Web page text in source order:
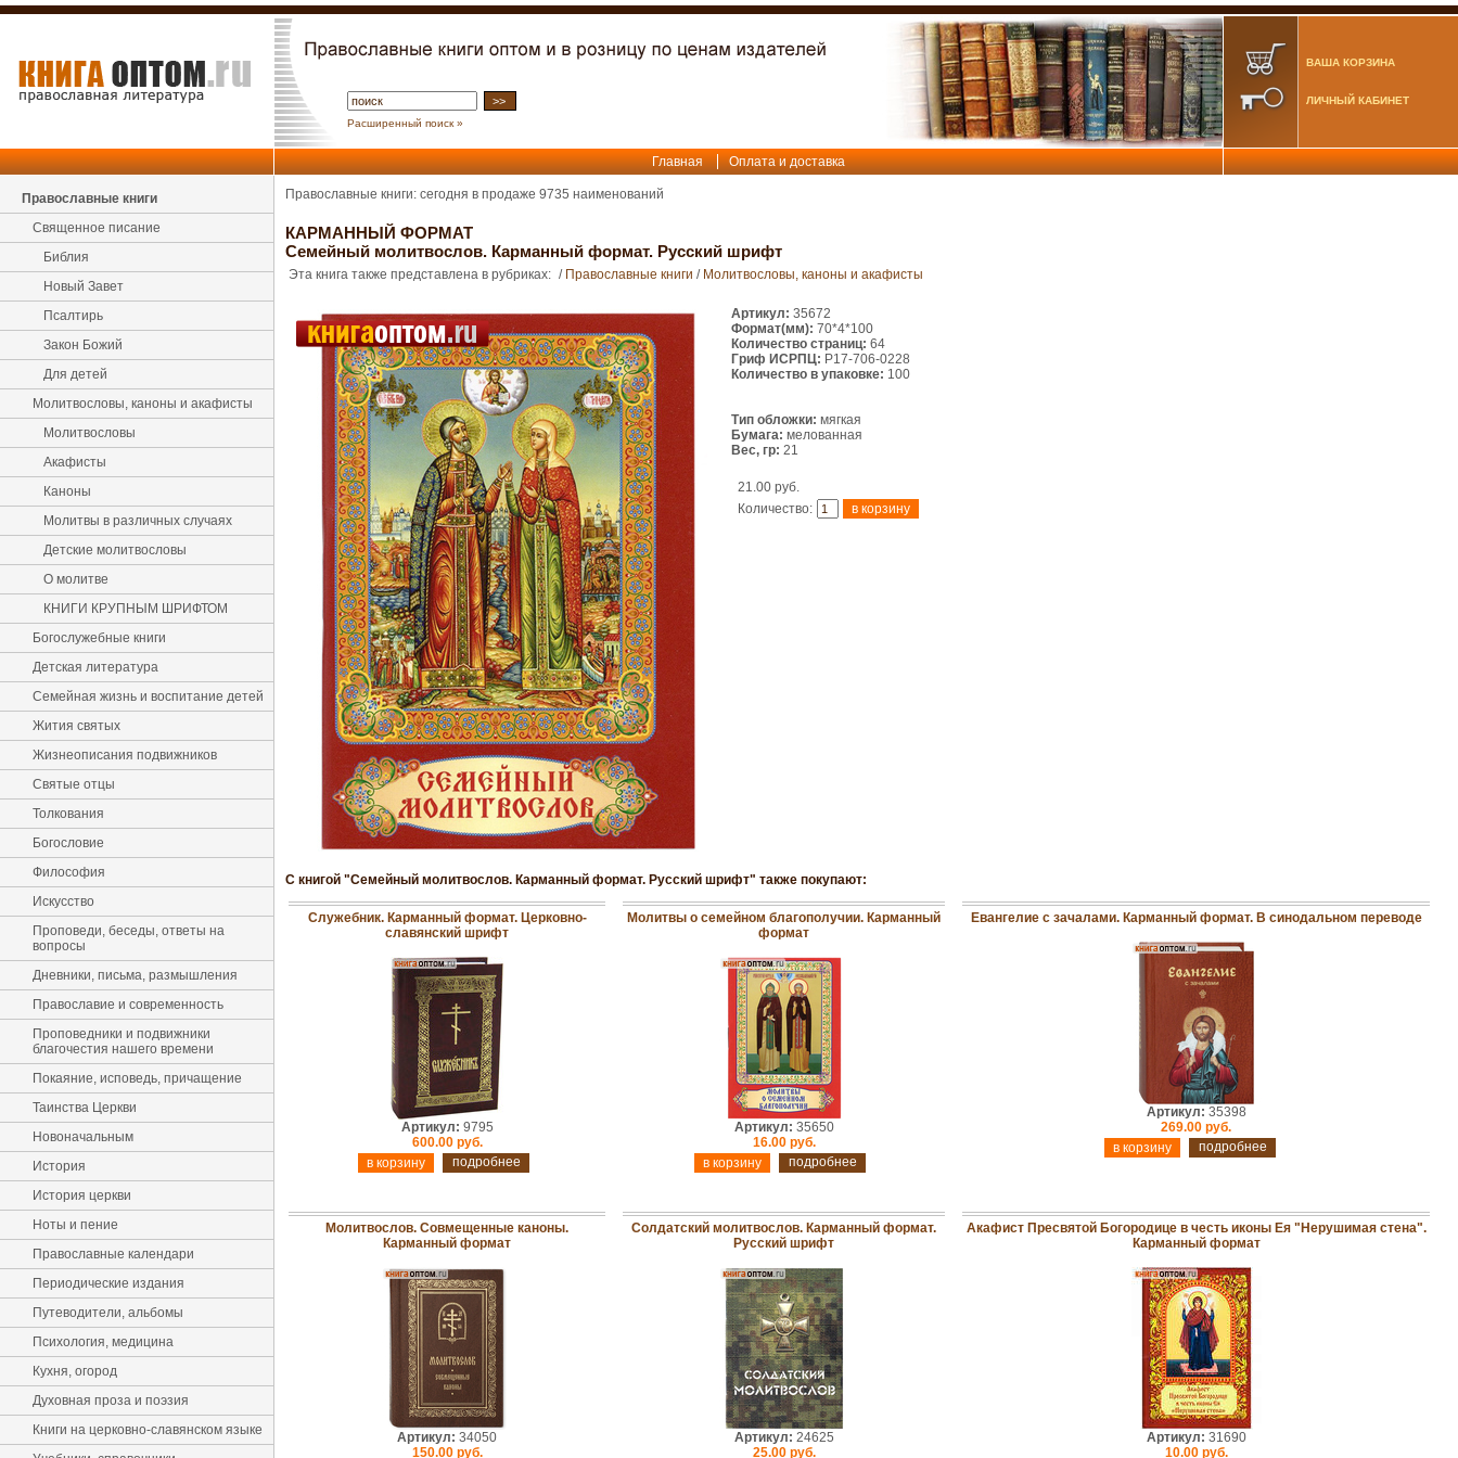
Расширенный поиск »
ВАША КОРЗИНА
ЛИЧНЫЙ КАБИНЕТ
Главная Оплата и доставка
Православные книги
Священное писание
Библия
Новый Завет
Псалтирь
Закон Божий
Для детей
Молитвословы, каноны и акафисты
Молитвословы
Акафисты
Каноны
Молитвы в различных случаях
Детские молитвословы
О молитве
КНИГИ КРУПНЫМ ШРИФТОМ
Богослужебные книги
Детская литература
Семейная жизнь и воспитание детей
Жития святых
Жизнеописания подвижников
Святые отцы
Толкования
Богословие
Философия
Искусство
Проповеди, беседы, ответы на
вопросы
Дневники, письма, размышления
Православие и современность
Проповедники и подвижники
благочестия нашего времени
Покаяние, исповедь, причащение
Таинства Церкви
Новоначальным
История
История церкви
Ноты и пение
Православные календари
Периодические издания
Путеводители, альбомы
Психология, медицина
Кухня, огород
Духовная проза и поэзия
Книги на церковно-славянском языке
Православные книги: сегодня в продаже 9735 наименований
КАРМАННЫЙ ФОРМАТ
Семейный молитвослов. Карманный формат. Русский шрифт
Эта книга также представлена в рубриках: / Православные книги / Молитвословы, каноны и акафисты
Артикул: 35672
Формат(мм): 70*4*100
Количество страниц: 64
Гриф ИСРПЦ: Р17-706-0228
Количество в упаковке: 100
Тип обложки: мягкая
Бумага: мелованная
Вес, гр: 21
21.00 руб.
Количество:
С книгой "Семейный молитвослов. Карманный формат. Русский шрифт" также покупают:
Служебник. Карманный формат. Церковно-
славянский шрифт
Артикул: 9795
600.00 руб.
подробнее
Молитвы о семейном благополучии. Карманный
формат
Артикул: 35650
16.00 руб.
подробнее
Евангелие с зачалами. Карманный формат. В синодальном переводе
Артикул: 35398
269.00 руб.
подробнее
Молитвослов. Совмещенные каноны.
Карманный формат
Артикул: 34050
150.00 руб.
Солдатский молитвослов. Карманный формат.
Русский шрифт
Артикул: 24625
25.00 руб.
Акафист Пресвятой Богородице в честь иконы Ея "Нерушимая стена".
Карманный формат
Артикул: 31690
10.00 руб.